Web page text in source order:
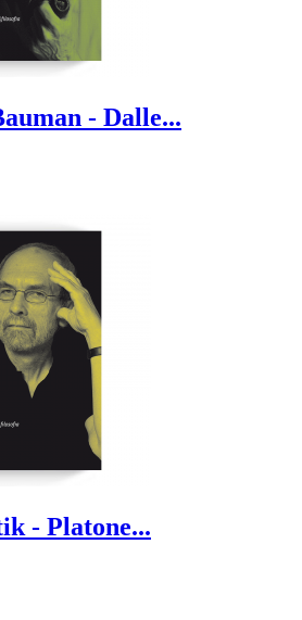
- Dalle...
- Platone...